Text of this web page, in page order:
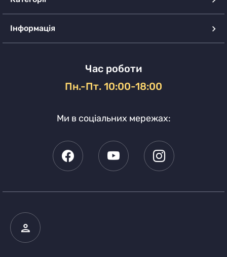
Інформація
Час роботи
Пн.-Пт. 10:00-18:00
Ми в соціальних мережах: